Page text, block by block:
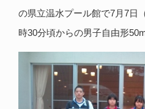
の県立温水プール館で7月7日
時30分頃からの男子自由形